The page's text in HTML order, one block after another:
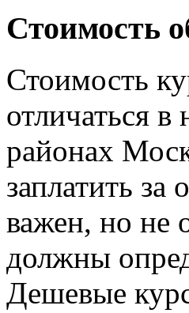
Стоимость
Стоимость
отличаться в
районах
заплатить
важен, но не
должны
Дешевые